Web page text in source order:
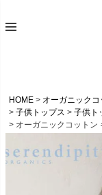
HOME オーガニック
子供トップス
子供ト
オーガニックコットン